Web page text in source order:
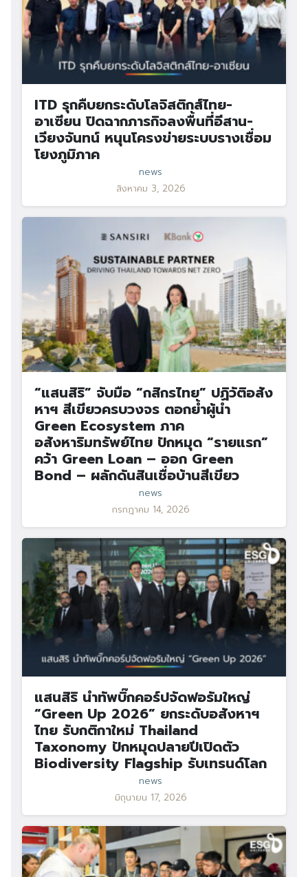
ITD รุกคืบยกระดับโลจิสติกส์ไทย-
อาเซียน ปิดฉากภารกิจลงพื้นที่อีสาน-
เวียงจันทน์ หนุนโครงข่ายระบบรางเชื่อม
โยงภูมิภาค
news
สิงหาคม 3, 2026
“แสนสิริ” จับมือ “กสิกรไทย” ปฏิวัติอสัง
หาฯ สีเขียวครบวงจร ตอกย้ำผู้นำ
Green Ecosystem ภาค
อสังหาริมทรัพย์ไทย ปักหมุด “รายแรก”
คว้า Green Loan – ออก Green
Bond – ผลักดันสินเชื่อบ้านสีเขียว
news
กรกฎาคม 14, 2026
แสนสิริ นำทัพบิ๊กคอร์ปจัดฟอรัมใหญ่
“Green Up 2026” ยกระดับอสังหาฯ
ไทย รับกติกาใหม่ Thailand
Taxonomy ปักหมุดปลายปีเปิดตัว
Biodiversity Flagship รับเทรนด์โลก
news
มิถุนายน 17, 2026